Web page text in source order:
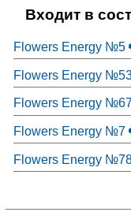
Входит в
Flowers Energy №5
Flowers Energy
Flowers Energy №67
Flowers Energy №7
Flowers Energy